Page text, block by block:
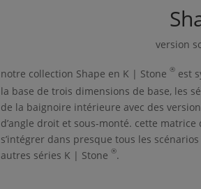
version
notre collection Shape en K | Stone ®est
la base de trois dimensions de base, les
de la baignoire intérieure avec des
d’angle droit et sous-monté. cette
s’intégrer dans presque tous les
autres séries K | Stone ®.